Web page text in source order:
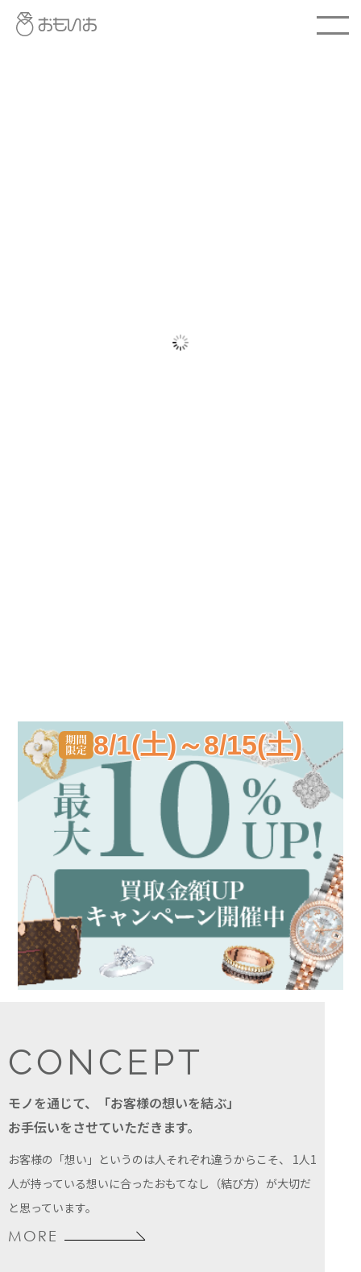
8/1(土)～8/15(土)
CONCEPT
モノを通じて、「お客様の想いを結ぶ」
お手伝いをさせていただきます。
お客様の「想い」というのは人それぞれ違うからこそ、
1人1
人が持っている想いに合ったおもてなし（結び方）が大切だ
と思っています。
MORE